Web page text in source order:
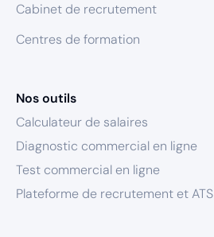
Cabinet de recrutement
Centres de formation
Nos outils
Calculateur de salaires
Diagnostic commercial en ligne
Test commercial en ligne
Plateforme de recrutement et ATS